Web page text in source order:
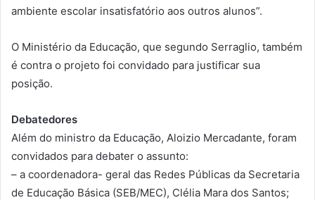
ambiente escolar insatisfatório aos outros alunos”.
O Ministério da Educação, que segundo Serraglio, também
é contra o projeto foi convidado para justificar sua
posição.
Debatedores
Além do ministro da Educação, Aloizio Mercadante, foram
convidados para debater o assunto:
– a coordenadora- geral das Redes Públicas da Secretaria
de Educação Básica (SEB/MEC), Clélia Mara dos Santos;